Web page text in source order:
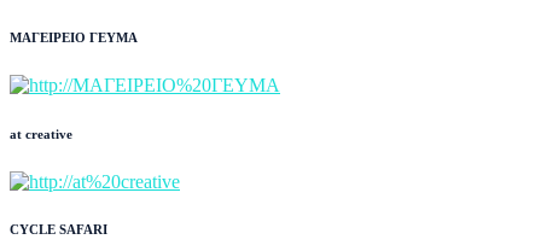
ΜΑΓΕΙΡΕΙΟ ΓΕΥΜΑ
at creative
CYCLE SAFARI